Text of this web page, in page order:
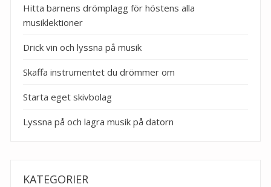
Hitta barnens drömplagg för höstens alla
musiklektioner
Drick vin och lyssna på musik
Skaffa instrumentet du drömmer om
Starta eget skivbolag
Lyssna på och lagra musik på datorn
KATEGORIER